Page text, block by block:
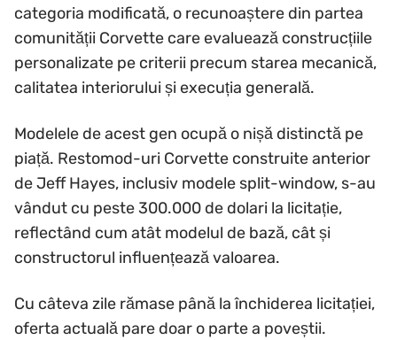
categoria modificată, o recunoaștere din partea
comunității Corvette care evaluează construcțiile
personalizate pe criterii precum starea mecanică,
calitatea interiorului și execuția generală.
Modelele de acest gen ocupă o nișă distinctă pe
piață. Restomod-uri Corvette construite anterior
de Jeff Hayes, inclusiv modele split-window, s-au
vândut cu peste 300.000 de dolari la licitație,
reflectând cum atât modelul de bază, cât și
constructorul influențează valoarea.
Cu câteva zile rămase până la închiderea licitației,
oferta actuală pare doar o parte a poveștii.